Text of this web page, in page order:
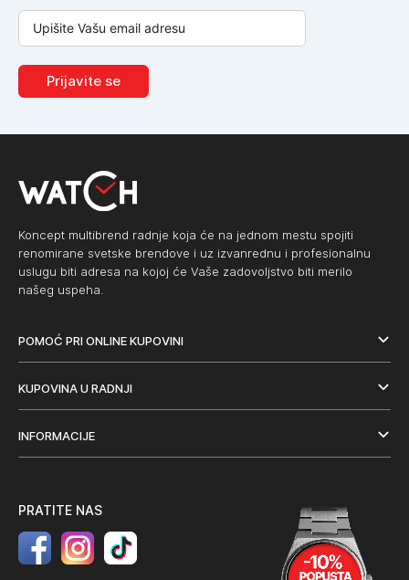
Prijavite se
Koncept multibrend radnje koja će na jednom mestu spojiti
renomirane svetske brendove i uz izvanrednu i profesionalnu
uslugu biti adresa na kojoj će Vaše zadovoljstvo biti merilo
našeg uspeha.
POMOĆ PRI ONLINE KUPOVINI
KUPOVINA U RADNJI
INFORMACIJE
PRATITE NAS